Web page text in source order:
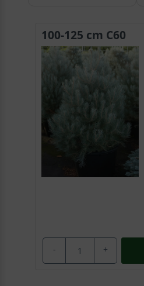
100-125 cm C60
- +